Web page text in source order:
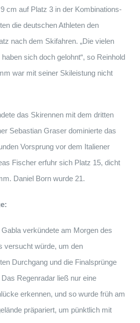
cm auf Platz 3 in der Kombinations-
die deutschen Athleten den
nach dem Skifahren. „Die vielen
sich doch gelohnt“, so Reinhold
war mit seiner Skileistung nicht
das Skirennen mit dem dritten
Sebastian Graser dominierte das
Vorsprung vor dem Italiener
Fischer erfuhr sich Platz 15, dicht
Daniel Born wurde 21.
verkündete am Morgen des
versucht würde, um den
Durchgang und die Finalsprünge
Regenradar ließ nur eine
erkennen, und so wurde früh am
präpariert, um pünktlich mit